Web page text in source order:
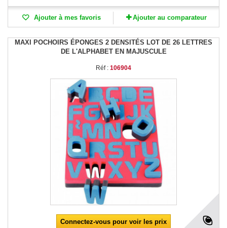
Ajouter à mes favoris Ajouter au comparateur
MAXI POCHOIRS ÉPONGES 2 DENSITÉS LOT DE 26 LETTRES
DE L'ALPHABET EN MAJUSCULE
Réf : 106904
Connectez-vous pour voir les prix